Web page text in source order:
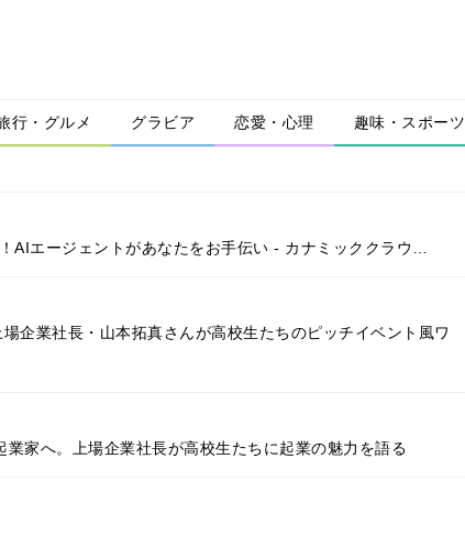
行・グルメ グラビア 恋愛・心理 趣味・スポーツ
AIエージェントがあなたをお手伝い - カナミッククラウ…
企業社長・山本拓真さんが高校生たちのピッチイベント風ワ
家へ。上場企業社長が高校生たちに起業の魅力を語る